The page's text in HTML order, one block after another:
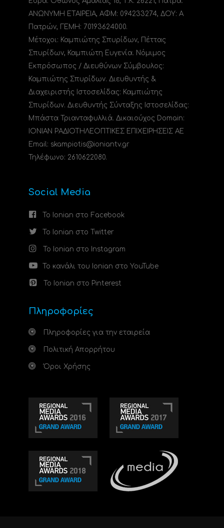
ΑΝΩΝΥΜΗ ΕΤΑΙΡΕΙΑ, ΑΦΜ: 094233274, ΔΟΥ: A
Πατρών, ΓΕΜΗ: 70193624000.
Μέτοχοι: Καμπιώτης Σπυρίδων, Πέττας
Σπυρίδων, Καμπιώτη Ευγενία. Νόμιμος
Εκπρόσωπος / Διευθύνων Σύμβουλος:
Καμπιώτης Σπυρίδων. Διευθυντής &
Διαχειριστής Ιστοσελίδας: Καμπιώτης
Σπυρίδων. Διευθυντής Σύνταξης Ιστοσελίδας:
Μπάστα Τριανταφυλλιά. Δικαιούχος Domain:
ΙΟΝΙΑΝ ΡΑΔΙΟΤΗΛΕΟΠΤΙΚΕΣ ΕΠΙΧΕΙΡΗΣΕΙΣ ΑΕ
Email: skampiotis@ioniantv.gr
Τηλέφωνο: 2610622080.
Social Media
Το Ionian στο Facebook
Το Ionian στο Twitter
Το Ionian στο Instagram
Το κανάλι του Ionian στο YouTube
Το Ionian στο Pinterest
Πληροφορίες
Πληροφορίες για την εταιρεία
Πολιτική Απορρήτου
Όροι Χρήσης